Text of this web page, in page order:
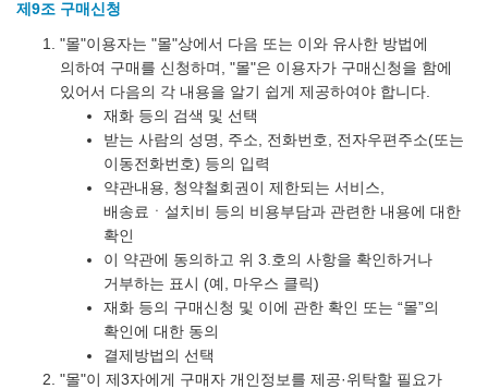
제9조 구매신청
"몰"이용자는 "몰"상에서 다음 또는 이와 유사한 방법에
의하여 구매를 신청하며, "몰"은 이용자가 구매신청을 함에
있어서 다음의 각 내용을 알기 쉽게 제공하여야 합니다.
재화 등의 검색 및 선택
받는 사람의 성명, 주소, 전화번호, 전자우편주소(또는
이동전화번호) 등의 입력
약관내용, 청약철회권이 제한되는 서비스,
배송료ㆍ설치비 등의 비용부담과 관련한 내용에 대한
확인
이 약관에 동의하고 위 3.호의 사항을 확인하거나
거부하는 표시 (예, 마우스 클릭)
재화 등의 구매신청 및 이에 관한 확인 또는 “몰”의
확인에 대한 동의
결제방법의 선택
"몰"이 제3자에게 구매자 개인정보를 제공·위탁할 필요가